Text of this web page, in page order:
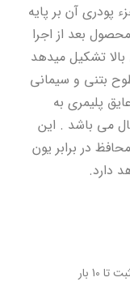
پودری آن بر پایه
بعد از اجرا
تشکیل میدهد
بتنی و سیمانی
پلیمری به
حدود 2 مگاپاسکال می باشد . این
در برابر یون
دارد.
بار